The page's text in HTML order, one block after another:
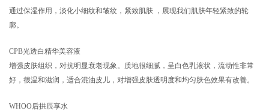
通过保湿作用，淡化小细纹和皱纹，紧致肌肤 ，展现我们肌肤年轻紧致的轮
廓。
CPB光透白精华美容液
增强皮肤组织，对抗明显衰老现象。质地很细腻，呈白色乳液状，流动性非常
好，很温和滋润，适合混油皮儿，对增强皮肤透明度和均匀肤色效果有改善。
WHOO后拱辰享水